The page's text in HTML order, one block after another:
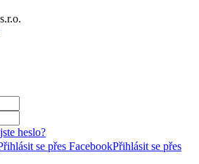
heslo?
se přes FacebookPřihlásit se přes